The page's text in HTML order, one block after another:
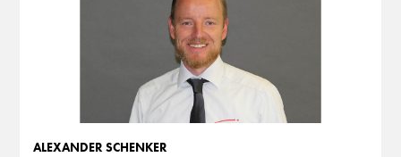
ALEXANDER SCHENKER